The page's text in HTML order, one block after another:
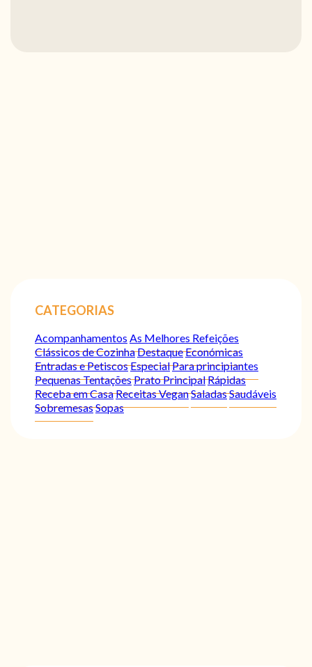
CATEGORIAS
Acompanhamentos As Melhores Refeições
Clássicos de CozinhaDestaqueEconómicas
Entradas e PetiscosEspecialPara principiantes
Pequenas TentaçõesPrato PrincipalRápidas
Receba em CasaReceitas VeganSaladasSaudáveis
SobremesasSopas